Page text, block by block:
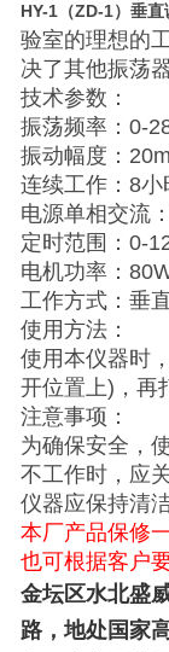
HY-1（ZD-1）垂
验室的理想的
决了其他振荡
技术参数：
振荡频率：0-
振动幅度：
连续工作：8小
电源单相交流
定时范围：0-
电机功率：
工作方式：垂
使用方法：
使用本仪器时
开位置上)，再
注意事项：
为确保安全，
不工作时，应
仪器应保持清
本厂产品保修
也可根据客户
金坛区水北盛
路，地处国家